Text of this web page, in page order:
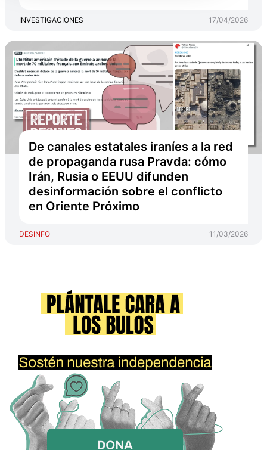
INVESTIGACIONES 17/04/2026
De canales estatales iraníes a la red
de propaganda rusa Pravda: cómo
Irán, Rusia o EEUU difunden
desinformación sobre el conflicto
en Oriente Próximo
DESINFO 11/03/2026